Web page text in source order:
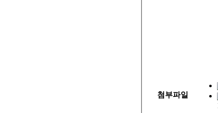
첨부파일